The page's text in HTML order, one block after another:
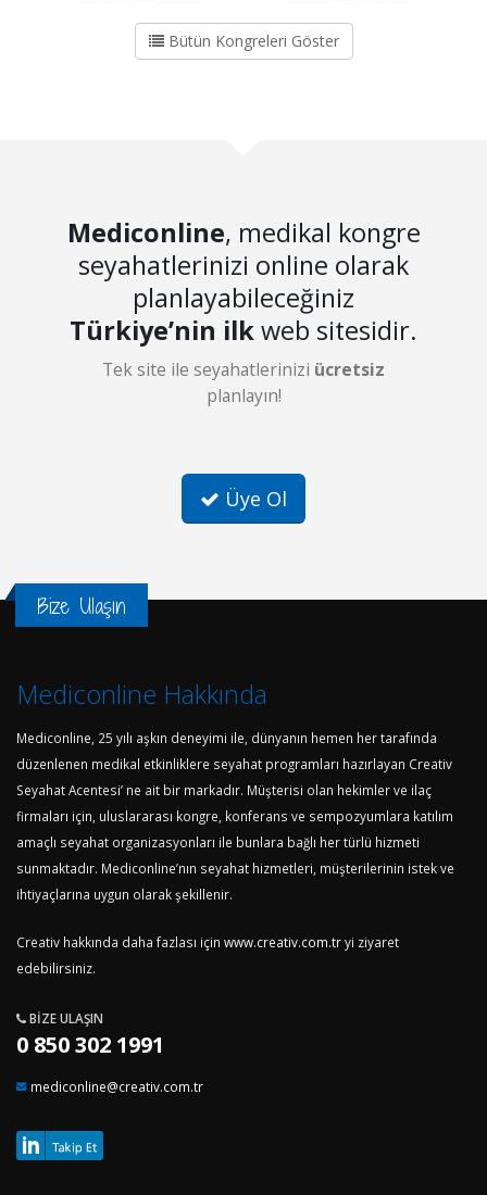
Bütün Kongreleri Göster
Mediconline, medikal kongre
seyahatlerinizi online olarak
planlayabileceğiniz
Türkiye’nin ilkweb sitesidir.
Tek site ile seyahatlerinizi ücretsiz
planlayın!
Üye Ol
Bize Ulaşın
Mediconline Hakkında
Mediconline, 25 yılı aşkın deneyimi ile, dünyanın hemen her tarafında
düzenlenen medikal etkinliklere seyahat programları hazırlayan Creativ
Seyahat Acentesi’ ne ait bir markadır. Müşterisi olan hekimler ve ilaç
firmaları için, uluslararası kongre, konferans ve sempozyumlara katılım
amaçlı seyahat organizasyonları ile bunlara bağlı her türlü hizmeti
sunmaktadır. Mediconline’nın seyahat hizmetleri, müşterilerinin istek ve
ihtiyaçlarına uygun olarak şekillenir.
Creativ hakkında daha fazlası için www.creativ.com.tryi ziyaret
edebilirsiniz.
BIZE ULAŞIN
0 850 302 1991
mediconline@creativ.com.tr